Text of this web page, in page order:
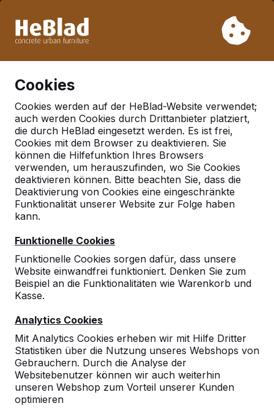
Woche 33 nicht. Bitte berücksichtigen Sie daher längere
Cookies
Cookies werden auf der HeBlad-Website verwendet;
auch werden Cookies durch Drittanbieter platziert,
die durch HeBlad eingesetzt werden. Es ist frei,
Cookies mit dem Browser zu deaktivieren. Sie
können die Hilfefunktion Ihres Browsers
verwenden, um herauszufinden, wo Sie Cookies
deaktivieren können. Bitte beachten Sie, dass die
Deaktivierung von Cookies eine eingeschränkte
Funktionalität unserer Website zur Folge haben
kann.
Funktionelle Cookies
Funktionelle Cookies sorgen dafür, dass unsere
Website einwandfrei funktioniert. Denken Sie zum
Beispiel an die Funktionalitäten wie Warenkorb und
Kasse.
Analytics Cookies
Mit Analytics Cookies erheben wir mit Hilfe Dritter
Statistiken über die Nutzung unseres Webshops von
Gebrauchern. Durch die Analyse der
Websitebenutzer können wir auch weiterhin
unseren Webshop zum Vorteil unserer Kunden
optimieren
Deutschland
Referenties in:Solms
10
und langlebig.
Die Kinder sind begeistert und nutzen schon
am ersten Tag die Spieltische und
Tischtennisplatte intensiv.
04-02-2021